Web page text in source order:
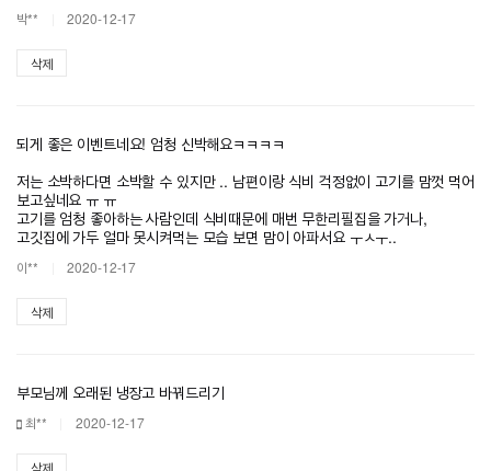
박** 2020-12-17
삭제
되게 좋은 이벤트네요! 엄청 신박해요ㅋㅋㅋㅋ
저는 소박하다면 소박할 수 있지만 .. 남편이랑 식비 걱정없이 고기를 맘껏 먹어
보고싶네요 ㅠ ㅠ
고기를 엄청 좋아하는 사람인데 식비때문에 매번 무한리필집을 가거나,
고깃집에 가두 얼마 못시켜먹는 모습 보면 맘이 아파서요 ㅜㅅㅜ..
이** 2020-12-17
삭제
부모님께 오래된 냉장고 바꿔드리기
최** 2020-12-17
삭제